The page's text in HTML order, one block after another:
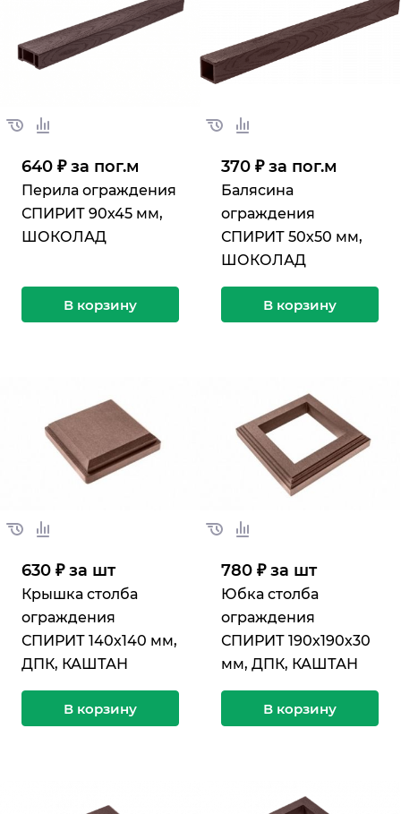
640 ₽ за пог.м
Перила ограждения
СПИРИТ 90х45 мм,
ШОКОЛАД
В корзину
370 ₽ за пог.м
Балясина
ограждения
СПИРИТ 50х50 мм,
ШОКОЛАД
В корзину
630 ₽ за шт
Крышка столба
ограждения
СПИРИТ 140х140 мм,
ДПК, КАШТАН
В корзину
780 ₽ за шт
Юбка столба
ограждения
СПИРИТ 190х190х30
мм, ДПК, КАШТАН
В корзину